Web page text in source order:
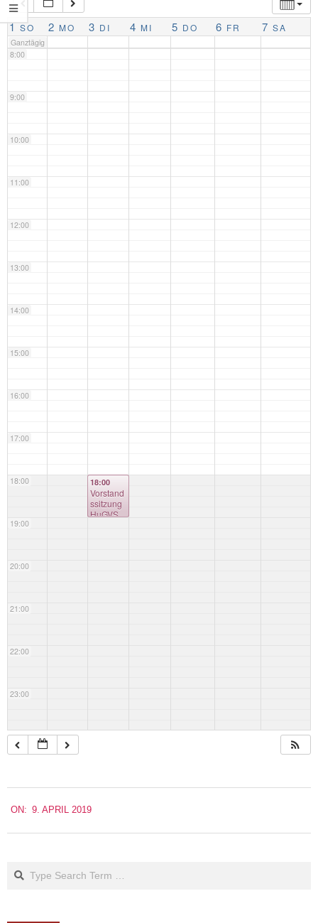
1 SO 2 MO 3 DI 4 MI 5 DO 6 FR 7 SA
Ganztägig
7:00
8:00
9:00
10:00
11:00
12:00
13:00
14:00
15:00
16:00
17:00
18:00
19:00
20:00
21:00
22:00
23:00
18:00
Vorstand
ssitzung
HuGVS
04-
09
ON: 9. APRIL 2019